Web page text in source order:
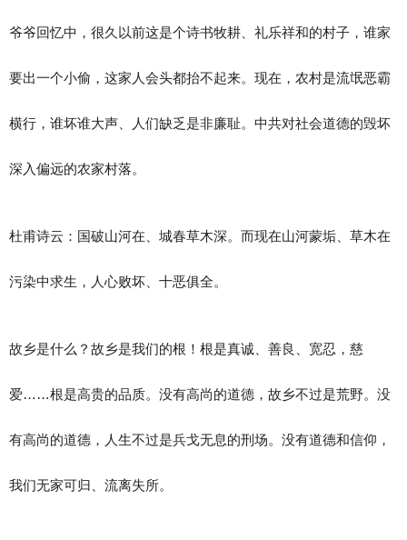
爷爷回忆中，很久以前这是个诗书牧耕、礼乐祥和的村子，谁家
要出一个小偷，这家人会头都抬不起来。现在，农村是流氓恶霸
横行，谁坏谁大声、人们缺乏是非廉耻。中共对社会道德的毁坏
深入偏远的农家村落。
杜甫诗云：国破山河在、城春草木深。而现在山河蒙垢、草木在
污染中求生，人心败坏、十恶俱全。
故乡是什么？故乡是我们的根！根是真诚、善良、宽忍，慈
爱……根是高贵的品质。没有高尚的道德，故乡不过是荒野。没
有高尚的道德，人生不过是兵戈无息的刑场。没有道德和信仰，
我们无家可归、流离失所。